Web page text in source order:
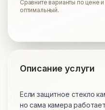
Сравните варианты по цене
оптимальный.
Описание услуги
Если защитное стекло
но сама камера